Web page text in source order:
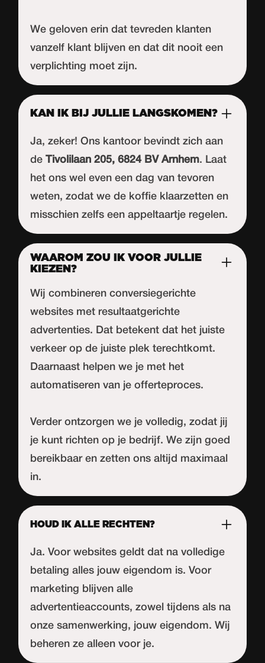
We geloven erin dat tevreden klanten
vanzelf klant blijven en dat dit nooit een
verplichting moet zijn.
KAN IK BIJ JULLIE LANGSKOMEN?
Ja, zeker! Ons kantoor bevindt zich aan
de
Tivolilaan 205, 6824 BV Arnhem. Laat
het ons wel even een dag van tevoren
weten, zodat we de koffie klaarzetten en
misschien zelfs een appeltaartje regelen.
WAAROM ZOU IK VOOR JULLIE
KIEZEN?
Wij combineren conversiegerichte
websites met resultaatgerichte
advertenties. Dat betekent dat het juiste
verkeer op de juiste plek terechtkomt.
Daarnaast helpen we je met het
automatiseren van je offerteproces.
Verder ontzorgen we je volledig, zodat jij
je kunt richten op je bedrijf. We zijn goed
bereikbaar en zetten ons altijd maximaal
in.
HOUD IK ALLE RECHTEN?
Ja. Voor websites geldt dat na volledige
betaling alles jouw eigendom is. Voor
marketing blijven alle
advertentieaccounts, zowel tijdens als na
onze samenwerking, jouw eigendom. Wij
beheren ze alleen voor je.